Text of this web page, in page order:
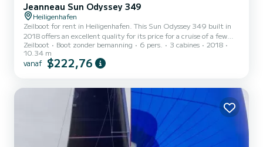
Jeanneau Sun Odyssey 349
Heiligenhafen
Zeilboot for rent in Heiligenhafen. This Sun Odyssey 349 built in
2018 offers an excellent quality for its price for a cruise of a few
days or even a few weeks. The zeilboot is 10 meters in length with
20.39 horsepower. The 3 cabins can accommodate 6 passengers
when cruising. Voor uw comfort heeft Insula Solis 1 toilet met
piloot, Boegschroef, TV, Buitenluidsprekers,...
Zeilboot Boot zonder bemanning 6 pers. 3 cabines
2018
10.34 m
vanaf $222,76